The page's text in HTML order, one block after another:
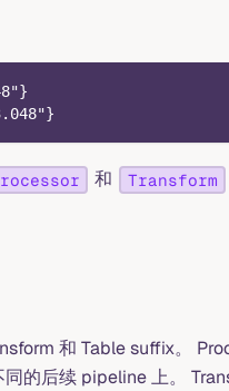
和 Transform
和 Table suffix。
的后续 pipeline 上。